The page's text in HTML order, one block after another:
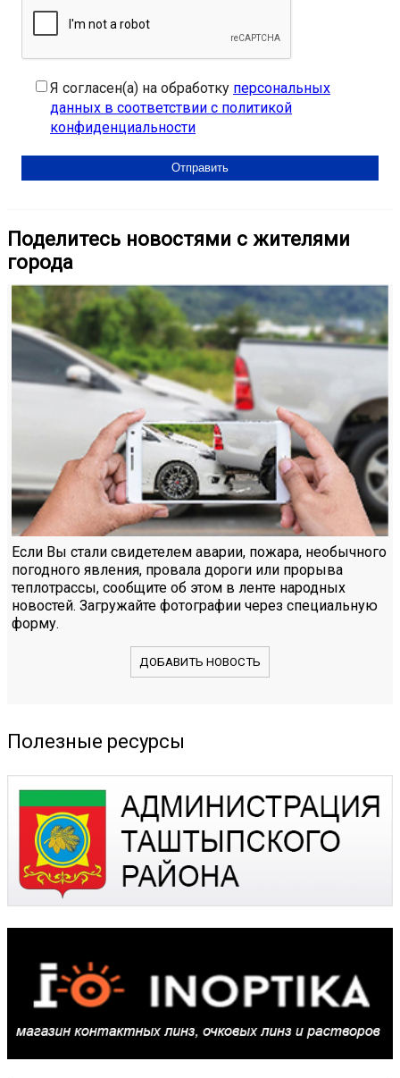
Я согласен(а) на обработку персональных
данных в соответствии с политикой
конфиденциальности
Поделитесь новостями с жителями
города
Если Вы стали свидетелем аварии, пожара, необычного
погодного явления, провала дороги или прорыва
теплотрассы, сообщите об этом в ленте народных
новостей. Загружайте фотографии через специальную
форму.
ДОБАВИТЬ НОВОСТЬ
Полезные ресурсы